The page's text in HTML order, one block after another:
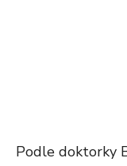
Podle doktorky